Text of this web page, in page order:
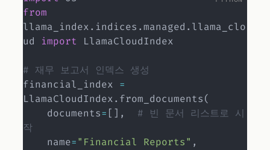
from
llama_index. indices .managed . llama_clo
ud import LlamaCloudIndex
# 재무 보고서 인덱스 생성
financial_index =
LlamaCloudIndex. from_documents(
    documents
= [ ] ,
# 빈 문서 리스트로 시
작
    name
="Financial Reports" ,